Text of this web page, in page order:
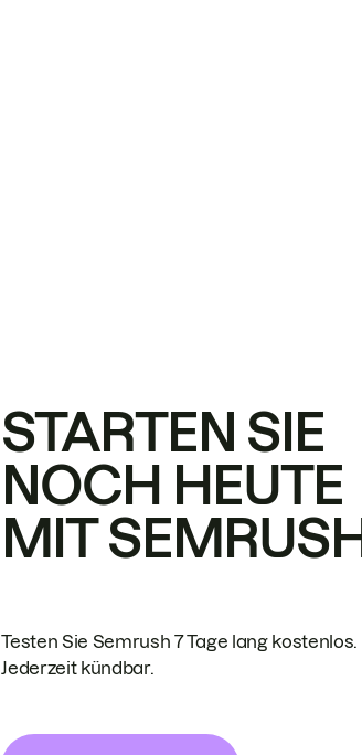
STARTEN SIE
NOCH HEUTE
MIT
Testen Sie Semrush 7 Tage lang kostenlos.
Jederzeit kündbar.